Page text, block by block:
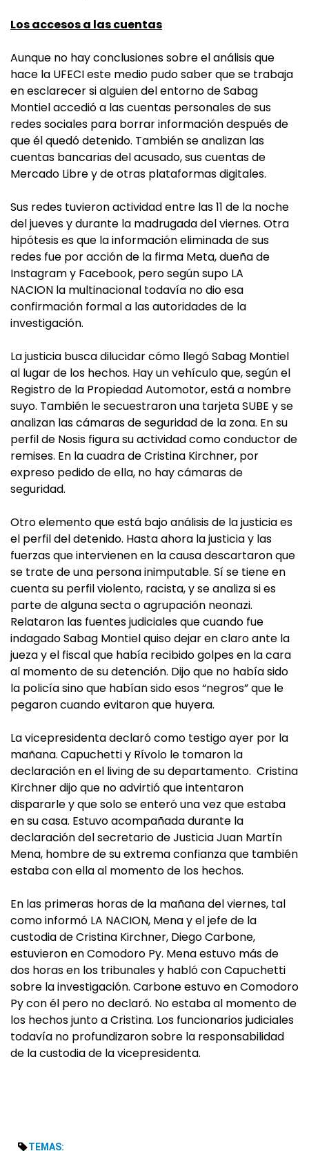
Los accesos a las cuentas
Aunque no hay conclusiones sobre el análisis que
hace la UFECI este medio pudo saber que se trabaja
en esclarecer si alguien del entorno de Sabag
Montiel accedió a las cuentas personales de sus
redes sociales para borrar información después de
que él quedó detenido. También se analizan las
cuentas bancarias del acusado, sus cuentas de
Mercado Libre y de otras plataformas digitales.
Sus redes tuvieron actividad entre las 11 de la noche
del jueves y durante la madrugada del viernes. Otra
hipótesis es que la información eliminada de sus
redes fue por acción de la firma Meta, dueña de
Instagram y Facebook, pero según supo LA
NACION la multinacional todavía no dio esa
confirmación formal a las autoridades de la
investigación.
La justicia busca dilucidar cómo llegó Sabag Montiel
al lugar de los hechos. Hay un vehículo que, según el
Registro de la Propiedad Automotor, está a nombre
suyo. También le secuestraron una tarjeta SUBE y se
analizan las cámaras de seguridad de la zona. En su
perfil de Nosis figura su actividad como conductor de
remises. En la cuadra de Cristina Kirchner, por
expreso pedido de ella, no hay cámaras de
seguridad.
Otro elemento que está bajo análisis de la justicia es
el perfil del detenido. Hasta ahora la justicia y las
fuerzas que intervienen en la causa descartaron que
se trate de una persona inimputable. Sí se tiene en
cuenta su perfil violento, racista, y se analiza si es
parte de alguna secta o agrupación neonazi.
Relataron las fuentes judiciales que cuando fue
indagado Sabag Montiel quiso dejar en claro ante la
jueza y el fiscal que había recibido golpes en la cara
al momento de su detención. Dijo que no había sido
la policía sino que habían sido esos “negros” que le
pegaron cuando evitaron que huyera.
La vicepresidenta declaró como testigo ayer por la
mañana. Capuchetti y Rívolo le tomaron la
declaración en el living de su departamento. Cristina
Kirchner dijo que no advirtió que intentaron
dispararle y que solo se enteró una vez que estaba
en su casa. Estuvo acompañada durante la
declaración del secretario de Justicia Juan Martín
Mena, hombre de su extrema confianza que también
estaba con ella al momento de los hechos.
En las primeras horas de la mañana del viernes, tal
como informó LA NACION, Mena y el jefe de la
custodia de Cristina Kirchner, Diego Carbone,
estuvieron en Comodoro Py. Mena estuvo más de
dos horas en los tribunales y habló con Capuchetti
sobre la investigación. Carbone estuvo en Comodoro
Py con él pero no declaró. No estaba al momento de
los hechos junto a Cristina. Los funcionarios judiciales
todavía no profundizaron sobre la responsabilidad
de la custodia de la vicepresidenta.
TEMAS: